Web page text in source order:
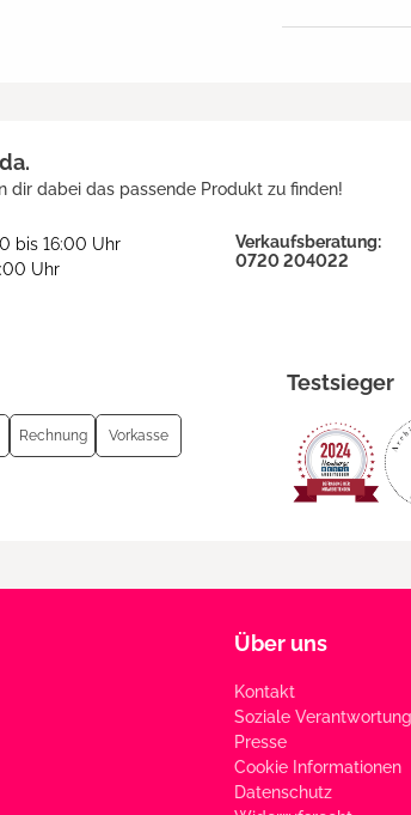
dir dabei das passende Produkt zu finden!
bis 16:00 Uhr
Uhr
Verkaufsberatung:
0720 204022
Rechnung Vorkasse
Testsieger
Über uns
Kontakt
Soziale Verantwortung
Presse
Cookie Informationen
Datenschutz